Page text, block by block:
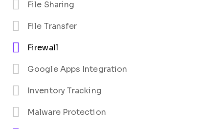
File Sharing
File Transfer
Firewall
Google Apps Integration
Inventory Tracking
Malware Protection